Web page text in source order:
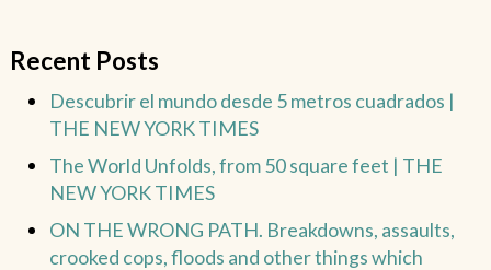
Recent Posts
Descubrir el mundo desde 5 metros cuadrados |
THE NEW YORK TIMES
The World Unfolds, from 50 square feet | THE
NEW YORK TIMES
ON THE WRONG PATH. Breakdowns, assaults,
crooked cops, floods and other things which